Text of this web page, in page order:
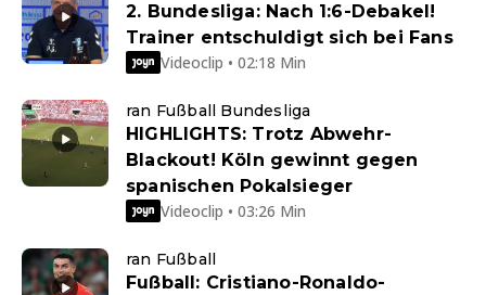
2. Bundesliga: Nach 1:6-Debakel!
Trainer entschuldigt sich bei Fans
Videoclip • 02:18 Min
ran Fußball Bundesliga
HIGHLIGHTS: Trotz Abwehr-
Blackout! Köln gewinnt gegen
spanischen Pokalsieger
Videoclip • 03:26 Min
ran Fußball
Fußball: Cristiano-Ronaldo-